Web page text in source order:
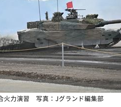
火力演習 写真：Jグランド編集部